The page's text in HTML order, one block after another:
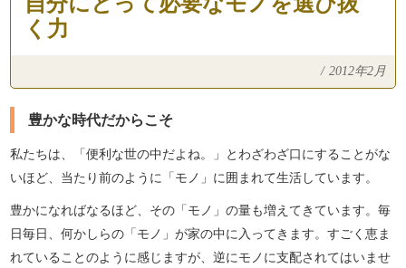
く力
/ 2012年2月
豊かな時代だからこそ
私たちは、「便利な世の中だよね。」とわざわざ口にすることがな
いほど、当たり前のように「モノ」に囲まれて生活しています。
豊かになればなるほど、その「モノ」の量も増えてきています。毎
日毎日、何かしらの「モノ」が家の中に入ってきます。すごく恵ま
れていることのように感じますが、逆にモノに支配されてはいませ